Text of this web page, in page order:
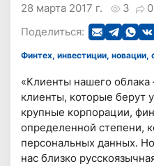
3 0
28 марта 2017 г.
Поделиться:
Финтех, инвестиции,
«Клиенты нашего
клиенты, которые берут
крупные корпорации,
определенной степени,
персональных данных.
нас близко